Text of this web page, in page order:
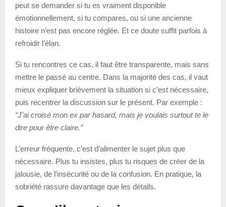
peut se demander si tu es vraiment disponible
émotionnellement, si tu compares, ou si une ancienne
histoire n’est pas encore réglée. Et ce doute suffit parfois à
refroidir l’élan.
Si tu rencontres ce cas, il faut être transparente, mais sans
mettre le passé au centre. Dans la majorité des cas, il vaut
mieux expliquer brièvement la situation si c’est nécessaire,
puis recentrer la discussion sur le présent. Par exemple :
“J’ai croisé mon ex par hasard, mais je voulais surtout te le
dire pour être claire.”
L’erreur fréquente, c’est d’alimenter le sujet plus que
nécessaire. Plus tu insistes, plus tu risques de créer de la
jalousie, de l’insécurité ou de la confusion. En pratique, la
sobriété rassure davantage que les détails.